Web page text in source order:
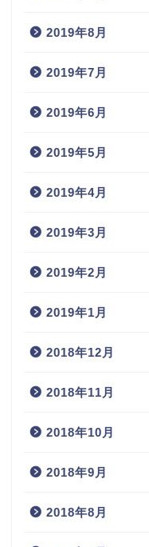
2019年8月
2019年7月
2019年6月
2019年5月
2019年4月
2019年3月
2019年2月
2019年1月
2018年12月
2018年11月
2018年10月
2018年9月
2018年8月